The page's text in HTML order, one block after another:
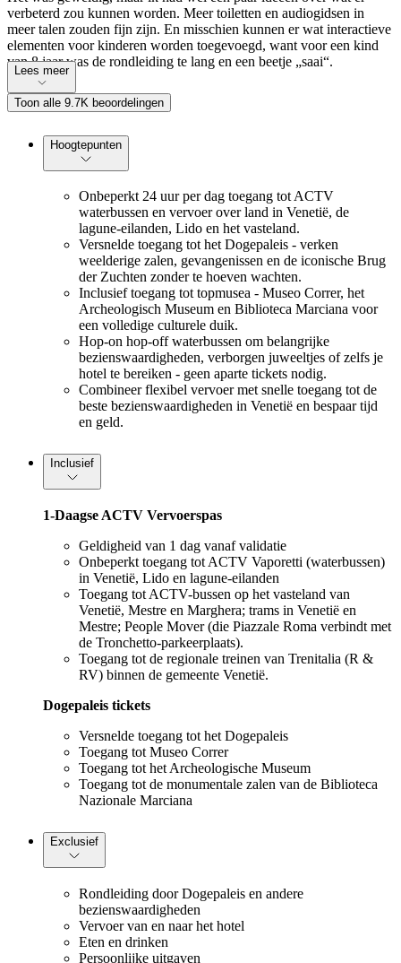
verbeterd zou kunnen worden. Meer toiletten en audiogidsen in
meer talen zouden fijn zijn. En misschien kunnen er wat interactieve
elementen voor kinderen worden toegevoegd, want voor een kind
van 8 jaar was de rondleiding te lang en een beetje „saai“.
Lees meer
Toon alle 9.7K beoordelingen
Hoogtepunten
Onbeperkt 24 uur per dag toegang tot ACTV
waterbussen en vervoer over land in Venetië, de
lagune-eilanden, Lido en het vasteland.
Versnelde toegang tot het Dogepaleis - verken
weelderige zalen, gevangenissen en de iconische Brug
der Zuchten zonder te hoeven wachten.
Inclusief toegang tot topmusea - Museo Correr, het
Archeologisch Museum en Biblioteca Marciana voor
een volledige culturele duik.
Hop-on hop-off waterbussen om belangrijke
bezienswaardigheden, verborgen juweeltjes of zelfs je
hotel te bereiken - geen aparte tickets nodig.
Combineer flexibel vervoer met snelle toegang tot de
beste bezienswaardigheden in Venetië en bespaar tijd
en geld.
Inclusief
1-Daagse ACTV Vervoerspas
Geldigheid van 1 dag vanaf validatie
Onbeperkt toegang tot ACTV Vaporetti (waterbussen)
in Venetië, Lido en lagune-eilanden
Toegang tot ACTV-bussen op het vasteland van
Venetië, Mestre en Marghera; trams in Venetië en
Mestre; People Mover (die Piazzale Roma verbindt met
de Tronchetto-parkeerplaats).
Toegang tot de regionale treinen van Trenitalia (R &
RV) binnen de gemeente Venetië.
Dogepaleis tickets
Versnelde toegang tot het Dogepaleis
Toegang tot Museo Correr
Toegang tot het Archeologische Museum
Toegang tot de monumentale zalen van de Biblioteca
Nazionale Marciana
Exclusief
Rondleiding door Dogepaleis en andere
bezienswaardigheden
Vervoer van en naar het hotel
Eten en drinken
Persoonlijke uitgaven